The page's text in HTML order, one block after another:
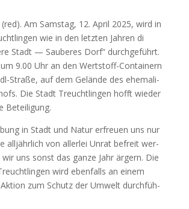
Am Sams­tag, 12. April 2025, wird in
wie in den letz­ten Jah­ren di
Stadt — Sau­be­res Dorf“ durch­ge­führt.
9.00 Uhr an den Wert­stoff-Con­tai­nern
Stra­ße, auf dem Gelän­de des ehe­ma­li­
Die Stadt Treucht­lin­gen hofft wie­der
Betei­li­gung.
in Stadt und Natur erfreu­en uns nur
all­jähr­lich von aller­lei Unrat befreit wer­
uns sonst das gan­ze Jahr ärgern. Die
wird eben­falls an einem
zum Schutz der Umwelt durch­füh­